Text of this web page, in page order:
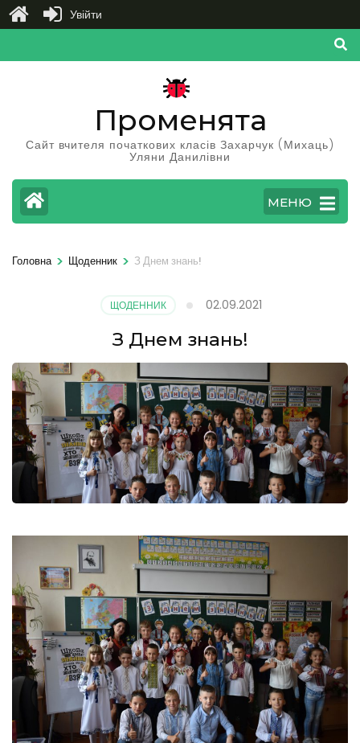
до
Променята
Сайт вчителя початкових класів Захарчук (Михаць)
Уляни Данилівни
МЕНЮ
Головна > Щоденник > З Днем знань!
ЩОДЕННИК 02.09.2021
З Днем знань!
Увійти